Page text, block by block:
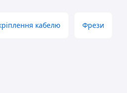
кабелю Фрези